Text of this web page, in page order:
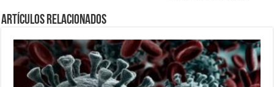
Artículos Relacionados